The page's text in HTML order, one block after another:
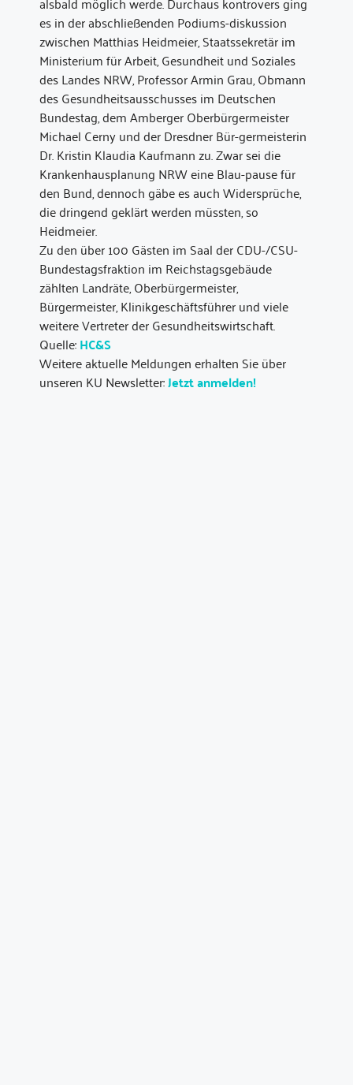
es in der abschließenden Podiums-diskussion
zwischen Matthias Heidmeier, Staatssekretär im
Ministerium für Arbeit, Gesundheit und Soziales
des Landes NRW, Professor Armin Grau, Obmann
des Gesundheitsausschusses im Deutschen
Bundestag, dem Amberger Oberbürgermeister
Michael Cerny und der Dresdner Bür-germeisterin
Dr. Kristin Klaudia Kaufmann zu. Zwar sei die
Krankenhausplanung NRW eine Blau-pause für
den Bund, dennoch gäbe es auch Widersprüche,
die dringend geklärt werden müssten, so
Heidmeier.
Zu den über 100 Gästen im Saal der CDU-/CSU-
Bundestagsfraktion im Reichstagsgebäude
zählten Landräte, Oberbürgermeister,
Bürgermeister, Klinikgeschäftsführer und viele
weitere Vertreter der Gesundheitswirtschaft.
Quelle:HC&S
Weitere aktuelle Meldungen erhalten Sie über
unseren KU Newsletter:Jetzt anmelden!